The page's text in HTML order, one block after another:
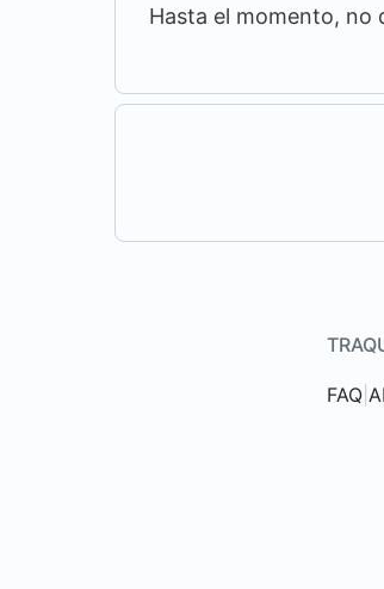
Hasta el momento, no
FAQ